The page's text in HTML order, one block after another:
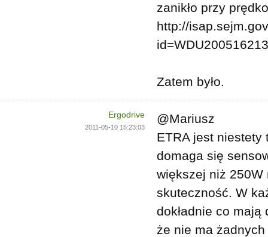
zanikło przy
http://
Zatem było.
Ergodrive
2011-05-10 15:23:03
@Mariusz
ETRA jest
domaga się
większej niż
skuteczność. W
dokładnie co
że nie ma